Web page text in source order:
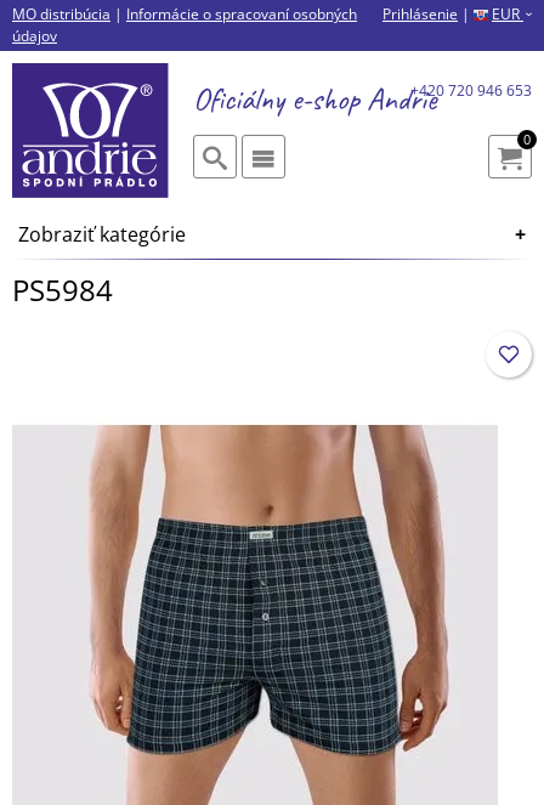
Prihlásenie | EUR ›
MO distribúcia | Informácie o spracovaní osobných
údajov
Oficiálny e-shopAndrie
0
+420 720 946 653
Zobraziť kategórie
PS5984